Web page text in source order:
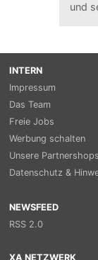
und
INTERN
Impressum
Das Team
Freie Jobs
Werbung schalten
Unsere Partnershops
Datenschutz &
NEWSFEED
RSS 2.0
XA NETZWERK